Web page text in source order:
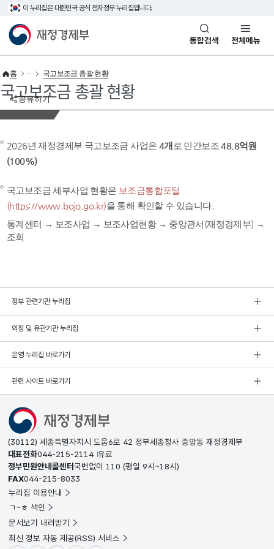
이 누리집은 대한민국 공식 전자정부 누리집입니다.
재정경제부(www.mofe.go.kr)통합검색 전체메뉴
공유하기
홈 국고보조금 총괄 현황
국고보조금 총괄 현황
2026년 재정경제부 국고보조금 사업은 4개 로 민간보조48.8억원
(100%)
국고보조금 세부사업 현황은 보조금통합포털
(https://www.bojo.go.kr)을 통해 확인할 수 있습니다.
통계센터 → 보조사업 → 보조사업현황 → 중앙관서(재정경제부) →
조회
정부 관련기관 누리집
외청 및 유관기관 누리집
운영 누리집 바로가기
관련 사이트 바로가기
(30112) 세종특별자치시 도움6로 42 정부세종청사 중앙동 재정경제부
대표전화044-215-2114 유료
정부민원안내콜센터국번없이 110 (평일 9시~18시)
FAX044-215-8033
누리집 이용안내
ㄱ~ㅎ 색인
문서보기 내려받기
최신 정보 자동 제공(RSS) 서비스